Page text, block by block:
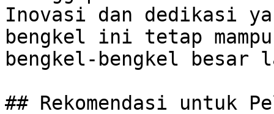
Inovasi dan dedikasi
bengkel ini tetap
bengkel-bengkel besar
## Rekomendasi untuk